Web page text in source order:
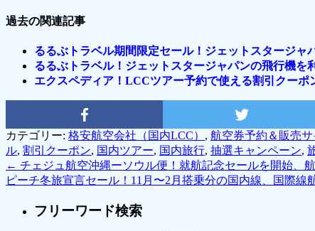
過去の関連記事
るるぶトラベル期間限定セール！ジェットスタージャ
るるぶトラベル！ジェットスタージャパンの飛行機を
エクスペディア！LCCツアー予約で使える割引クーポ
カテゴリー: 格安航空会社（国内LCC） , 航空券予約＆販売サ
ル, 割引クーポン, 国内ツアー, 国内旅行, 抽選キャンペーン,
← チェジュ航空沖縄ーソウル便！就航記念セールを開始、
ピーチ冬旅宣言セール！11月〜2月搭乗分の国内線、国際線
フリーワード検索